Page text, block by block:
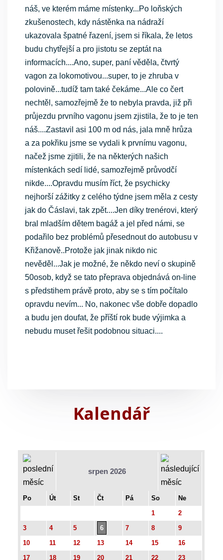
náš, ve kterém máme místenky...Po loňských
zkušenostech, kdy nástěnka na nádraží
ukazovala špatné řazení, jsem si říkala, že letos
budu chytřejší a pro jistotu se zeptát na
informacích....Ano, super, paní věděla, čtvrtý
vagon za lokomotivou...super, to je zhruba v
polovině...tudíž tam také čekáme...Ale co čert
nechtěl, samozřejmě že to nebyla pravda, již při
průjezdu prvního vagonu jsem zjistila, že to je ten
náš....Zastavil asi 100 m od nás, jala mně hrůza
a za pokřiku jsme se vydali k prvnímu vagonu,
načež jsme zjitili, že na některých našich
místenkách sedí lidé, samozřejmě průvodčí
nikde....Opravdu musím říct, že psychicky
nejhorší zážitky z celého týdne jsem měla z cesty
jak do Čáslavi, tak zpět....Jen díky trenérovi, který
bral mladším dětem bagáž a jel před námi, se
podařilo bez problémů přesednout do autobusu v
Křižanově..Protože jak jinak nikdo nic
nevěděl...Jak je možné, že někdo neví o skupině
50osob, když se tato přeprava objednává on-line
s předstihem právě proto, aby se s tím počítalo
opravdu nevím... No, nakonec vše dobře dopadlo
a budu jen doufat, že příští rok bude výjimka a
nebudu muset řešit podobnou situaci....
Kalendář
srpen 2026
Po Út St Čt Pá So
Ne
1
2
3
4 5 6 7 8
9
10
11 12 13 14 15
16
17
18 19 20 21 22 23